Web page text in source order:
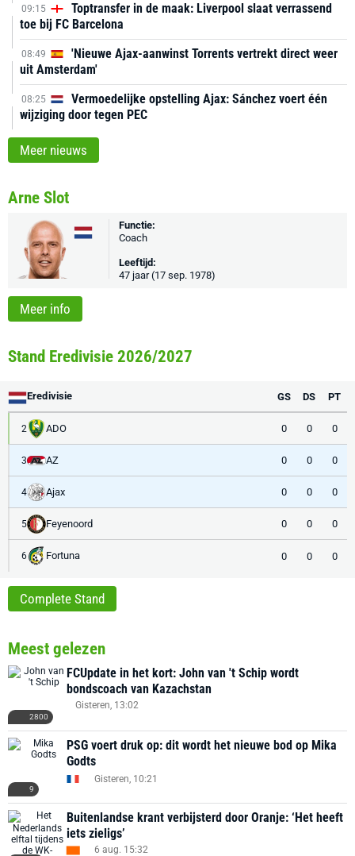
09:15
Toptransfer in de maak: Liverpool slaat verrassend
toe bij FC Barcelona
08:49
'Nieuwe Ajax-aanwinst Torrents vertrekt direct weer
uit Amsterdam'
08:25
Vermoedelijke opstelling Ajax: Sánchez voert één
wijziging door tegen PEC
Meer nieuws
Arne Slot
Functie:
Coach
Leeftijd:
47 jaar (17 sep. 1978)
Meer info
Stand Eredivisie 2026/2027
Eredivisie GS DS PT
2 ADO 0 0 0
3 AZ 0 0 0
4 Ajax 0 0 0
5 Feyenoord 0 0 0
6 Fortuna 0 0 0
Complete Stand
Meest gelezen
2800
FCUpdate in het kort: John van 't Schip wordt
bondscoach van Kazachstan
Gisteren, 13:02
9
PSG voert druk op: dit wordt het nieuwe bod op Mika
Godts
Gisteren, 10:21
Buitenlandse krant verbijsterd door Oranje: ‘Het heeft
iets zieligs’
6 aug. 15:32